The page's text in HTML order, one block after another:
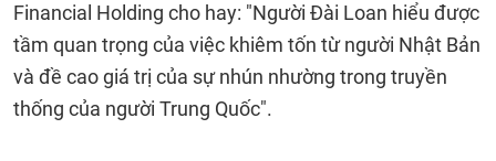
Financial Holding cho hay: "Người Đài Loan hiểu được
tầm quan trọng của việc khiêm tốn từ người Nhật Bản
và đề cao giá trị của sự nhún nhường trong truyền
thống của người Trung Quốc".